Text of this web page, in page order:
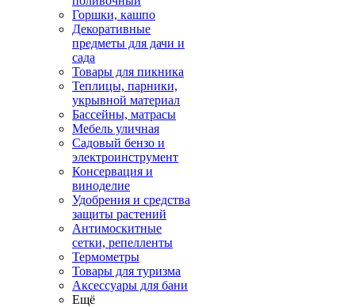
Горшки, кашпо
Декоративные
предметы для дачи и
сада
Товары для пикника
Теплицы, парники,
укрывной материал
Бассейны, матрасы
Мебель уличная
Садовый бензо и
электроинструмент
Консервация и
виноделие
Удобрения и средства
защиты растений
Антимоскитные
сетки, репелленты
Термометры
Товары для туризма
Аксессуары для бани
Ещё